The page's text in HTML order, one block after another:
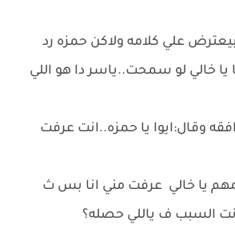
علي كلامه ولاكن حمزه رد
خالي لو سمحت..ياسر دا هو اللي
وقال:ايوا يا حمزه..انت عرفت
يا خالي عرفت مني انا بس ث
السبب ف ياللي حصله؟